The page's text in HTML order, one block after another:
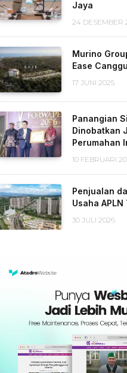
Jaya
24 DESEMBER
Murino
Ease
17 JUNI 2025
Panangian
Dinobatkan
Perumahan
10 FEBRUARI
Penjualan
Usaha APLN
30 JULI 2026